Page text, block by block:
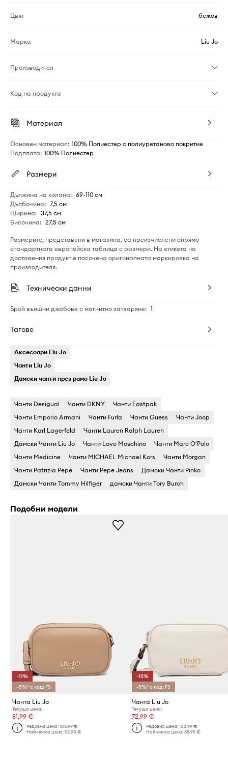
Цвят бежов
Марка Liu Jo
Производител
Код на продукта
Материал
Основен материал: 100% Полиестер с полиуретаново покритие
Подплата: 100% Полиестер
Размери
Дължина на колана: 69-110 см
Дълбочина: 7,5 см
Ширина: 37,5 см
Височина: 27,5 см
Размерите, представени в магазина, са преизчислени спрямо
стандартната европейска таблица с размери. На етикета на
доставения продукт е посочена оригиналната маркировка на
производителя.
Технически данни
Брой външни джобове с магнитно затваряне: 1
Тагове
Аксесоари Liu Jo
Чанти Liu Jo
Дамски чанти през рамо Liu Jo
Чанти Desigual Чанти DKNY
Чанти Eastpak
Чанти Emporio Armani
Чанти Furla Чанти Guess
Чанти Joop
Чанти Karl Lagerfeld
Чанти Lauren Ralph Lauren
Дамски Чанти Liu Jo
Чанти Love Moschino
Чанти Marc O'Polo
Чанти Medicine
Чанти MICHAEL Michael Kors
Чанти Morgan
Чанти Patrizia Pepe
Чанти Pepe Jeans
Дамски Чанти Pinko
Дамски Чанти Tommy Hilfiger
дамски Чанти Tory Burch
Подобни модели
-11%
-5%* с код: FS
Чанта Liu Jo
Текуща цена:
81,99 €
Редовна цена:103,99 €
Най-ниска цена:92,90 €
-15%
-5%* с код: FS
Чанта Liu Jo
Текуща цена:
72,99 €
Редовна цена: 103,99 €
Най-ниска цена: 85,99 €